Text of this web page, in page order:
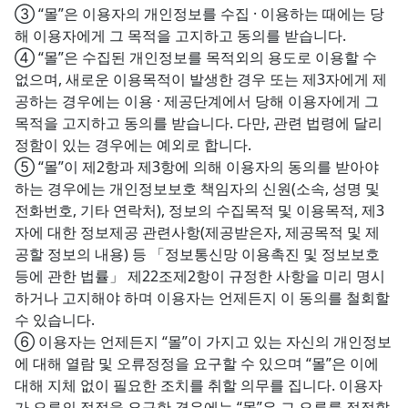
③ “몰”은 이용자의 개인정보를 수집 · 이용하는 때에는 당
해 이용자에게 그 목적을 고지하고 동의를 받습니다.
④ “몰”은 수집된 개인정보를 목적외의 용도로 이용할 수
없으며, 새로운 이용목적이 발생한 경우 또는 제3자에게 제
공하는 경우에는 이용 · 제공단계에서 당해 이용자에게 그
목적을 고지하고 동의를 받습니다. 다만, 관련 법령에 달리
정함이 있는 경우에는 예외로 합니다.
⑤ “몰”이 제2항과 제3항에 의해 이용자의 동의를 받아야
하는 경우에는 개인정보보호 책임자의 신원(소속, 성명 및
전화번호, 기타 연락처), 정보의 수집목적 및 이용목적, 제3
자에 대한 정보제공 관련사항(제공받은자, 제공목적 및 제
공할 정보의 내용) 등 「정보통신망 이용촉진 및 정보보호
등에 관한 법률」 제22조제2항이 규정한 사항을 미리 명시
하거나 고지해야 하며 이용자는 언제든지 이 동의를 철회할
수 있습니다.
⑥ 이용자는 언제든지 “몰”이 가지고 있는 자신의 개인정보
에 대해 열람 및 오류정정을 요구할 수 있으며 “몰”은 이에
대해 지체 없이 필요한 조치를 취할 의무를 집니다. 이용자